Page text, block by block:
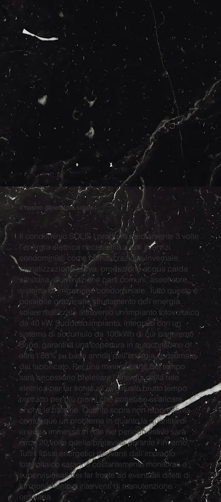
Il nostro generatore solare
Il condominio SOLIS I produrrà mediamente 3 volte
l'energia elettrica necessaria a tutti i servizi
condominiali come climatizzazione invernale,
climatizzazione estiva, produzione acqua calda
sanitaria, illuminazione parti comuni, ascensore,
sistema di irrigazione condominiale. Tutto questo è
possibile grazie allo sfruttamento dell'energia
solare realizzata attraverso un impianto fotovoltaico
da 40 kW. Suddetto impianto, integrato con un
sistema di accumulo da 100kWh di cui parleremo
dopo, garantirà una copertura in autoconsumo di
oltre l'88% su base annua dell'energia consumata
dal fabbricato. Per una minima parte del tempo
sarà necessario prelevare l'energia dalla rete
elettrica per far fronte all'eventuale brutto tempo
protratto per più giorni che potrebbe scaricare
anche le batterie. Quanto sopra non rappresenta
comunque un problema in quanto la quantità di
energia immessa in rete nel periodo estivo sarà
circa 20 volte quella prelavata durante l'inverno.
Tutti i flussi energetici derivanti dall'impianto
fotovoltaico saranno costantemente monitorati e
supervisionati per far fronte ad eventuali difetti di
funzionamento o interventi di manutenzione
ordinaria.